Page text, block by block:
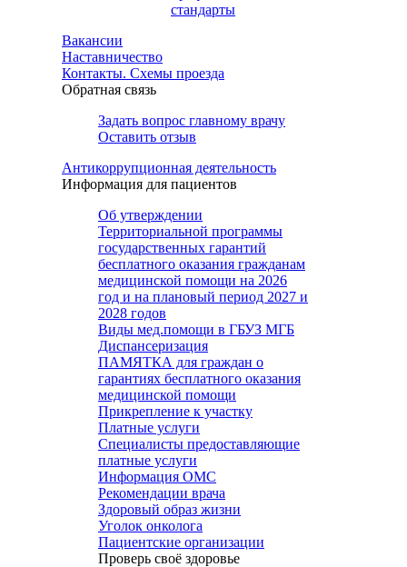
стандарты
Вакансии
Наставничество
Контакты. Схемы проезда
Обратная связь
Задать вопрос главному врачу
Оставить отзыв
Антикоррупционная деятельность
Информация для пациентов
Об утверждении
Территориальной программы
государственных гарантий
бесплатного оказания гражданам
медицинской помощи на 2026
год и на плановый период 2027 и
2028 годов
Виды мед.помощи в ГБУЗ МГБ
Диспансеризация
ПАМЯТКА для граждан о
гарантиях бесплатного оказания
медицинской помощи
Прикрепление к участку
Платные услуги
Специалисты предоставляющие
платные услуги
Информация ОМС
Рекомендации врача
Здоровый образ жизни
Уголок онколога
Пациентские организации
Проверь своё здоровье